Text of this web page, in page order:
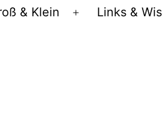
& Klein Links &